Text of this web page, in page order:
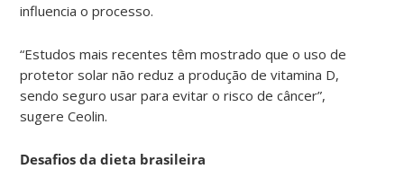
influencia o processo.
“Estudos mais recentes têm mostrado que o uso de
protetor solar não reduz a produção de vitamina D,
sendo seguro usar para evitar o risco de câncer”,
sugere Ceolin.
Desafios da dieta brasileira